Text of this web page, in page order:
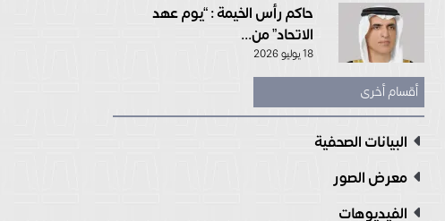
حاكم رأس الخيمة : “يوم عهد
الاتحاد” من...
18 يوليو 2026
أقسام أخرى
البيانات الصحفية
معرض الصور
الفيديوهات